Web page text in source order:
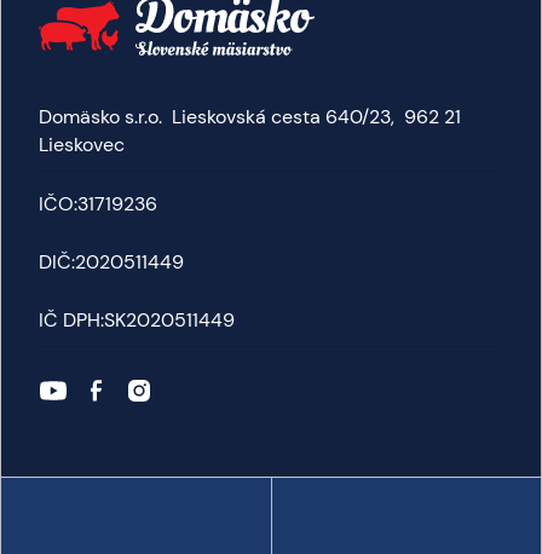
kurča je opäť k dispozícii.
Domäsko s.r.o. Lieskovská cesta 640/23, 962 21
Lieskovec
IČO:31719236
DIČ:2020511449
IČ DPH:SK2020511449